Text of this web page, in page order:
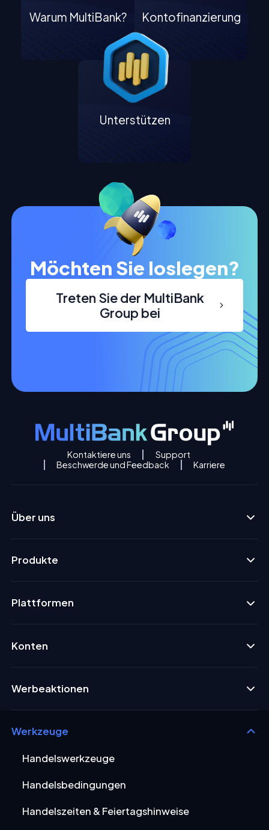
Warum MultiBank? Kontofinanzierung
Unterstützen
Möchten Sie loslegen?
Treten Sie der MultiBank
Group bei
Kontaktiere uns
Support
Beschwerde und Feedback
Karriere
Über uns
Produkte
Plattformen
Konten
Werbeaktionen
Werkzeuge
Handelswerkzeuge
Handelsbedingungen
Handelszeiten & Feiertagshinweise